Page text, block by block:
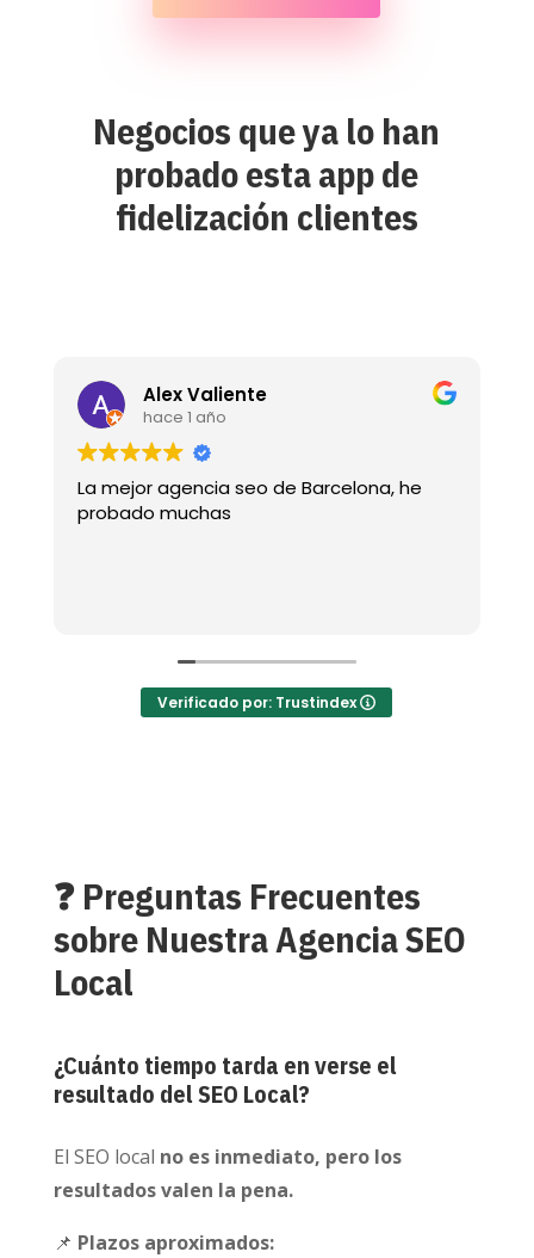
Negocios que ya lo han
probado estaapp de
fidelización clientes
Alex Valiente
hace 1 año
La mejor agencia seo de Barcelona, he
probado muchas
Verificado por: Trustindex
❓ Preguntas Frecuentes
sobre Nuestra Agencia SEO
Local
¿Cuánto tiempo tarda en verse el
resultado del SEO Local?
El SEO local no es inmediato, pero los
resultados valen la pena.
📌 Plazos aproximados: